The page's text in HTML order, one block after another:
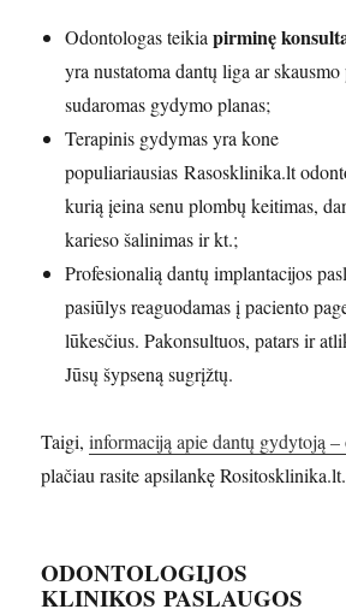
Odontologas teikiapirminę
yra nustatoma dantų liga ar skausmo
sudaromas gydymo planas;
Terapinis gydymas yra kone
populiariausias Rasosklinika.lt
kurią įeina senu plombų keitimas,
karieso šalinimas ir kt.;
Profesionalią dantų implantacijos
pasiūlys reaguodamas į paciento
lūkesčius. Pakonsultuos, patars ir
Jūsų šypseną sugrįžtų.
Taigi,informaciją apie dantų gydytoją
plačiau rasite apsilankę Rositosklinika.lt.
ODONTOLOGIJOS
KLINIKOS PASLAUGOS